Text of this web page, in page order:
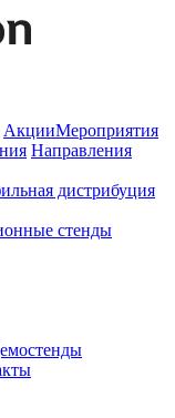
АкцииМероприятия
Направления
дистрибуция
стенды